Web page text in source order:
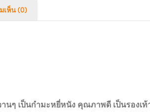
เห็น (0)
นๆ เป็นกำมะหยี่หนัง คุณภาพดี เป็นรองเ